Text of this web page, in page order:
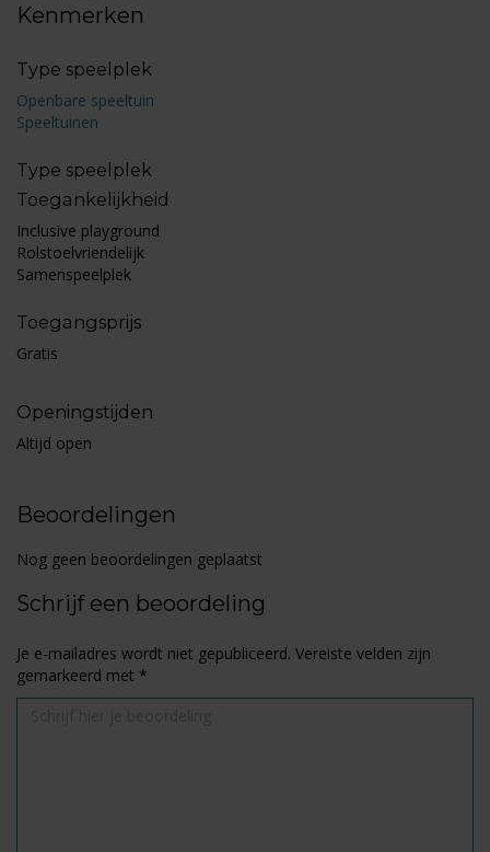
Kenmerken
Type speelplek
Openbare speeltuin
Speeltuinen
Type speelplek
Toegankelijkheid
Inclusive playground
Rolstoelvriendelijk
Samenspeelplek
Toegangsprijs
Gratis
Openingstijden
Altijd open
Beoordelingen
Nog geen beoordelingen geplaatst
Schrijf een beoordeling
Je e-mailadres wordt niet gepubliceerd. Vereiste velden zijn
gemarkeerd met *